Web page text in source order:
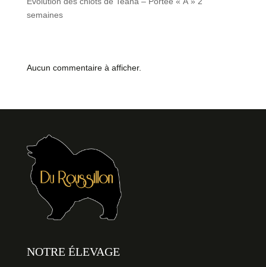
semaines
Aucun commentaire à afficher.
NOTRE ÉLEVAGE